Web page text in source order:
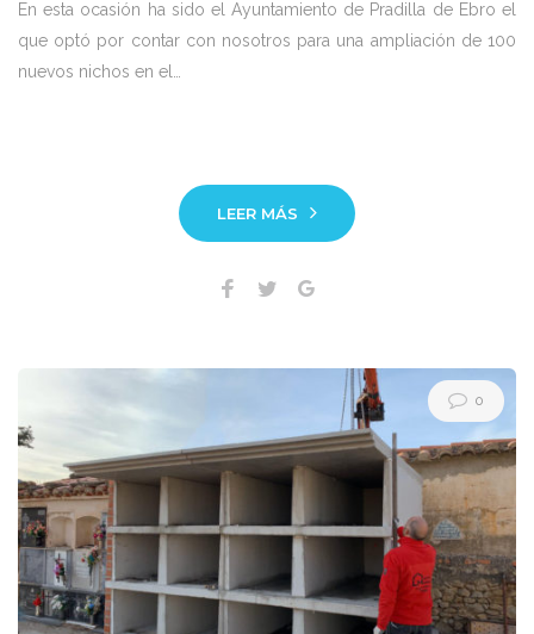
En esta ocasión ha sido el Ayuntamiento de Pradilla de Ebro el
que optó por contar con nosotros para una ampliación de 100
nuevos nichos en el…
LEER MÁS
Facebook
Twitter
0